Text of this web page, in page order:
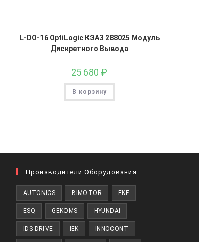
L-DO-16 OptiLogic КЭАЗ 288025 Модуль
Дискретного Вывода
25 680 ₽
В корзину
Производители Оборудования
AUTONICS BIMOTOR EKF
ESQ GEKOMS HYUNDAI
IDS-DRIVE IEK INNOCONT